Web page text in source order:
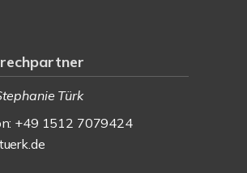
Türk
+49 1512 7079424